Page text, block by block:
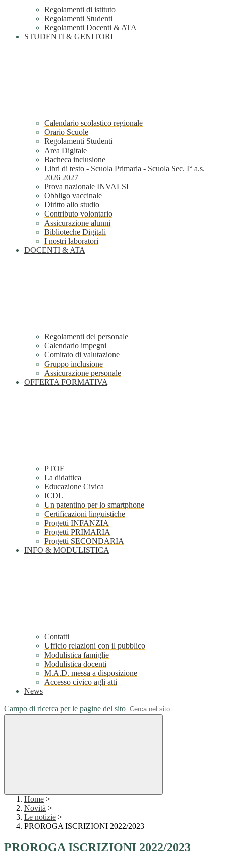
Regolamenti di istituto
Regolamenti Studenti
Regolamenti Docenti & ATA
STUDENTI & GENITORI
Calendario scolastico regionale
Orario Scuole
Regolamenti Studenti
Area Digitale
Bacheca inclusione
Libri di testo - Scuola Primaria - Scuola Sec. I° a.s.
2026 2027
Prova nazionale INVALSI
Obbligo vaccinale
Diritto allo studio
Contributo volontario
Assicurazione alunni
Biblioteche Digitali
I nostri laboratori
DOCENTI & ATA
Regolamenti del personale
Calendario impegni
Comitato di valutazione
Gruppo inclusione
Assicurazione personale
OFFERTA FORMATIVA
PTOF
La didattica
Educazione Civica
ICDL
Un patentino per lo smartphone
Certificazioni linguistiche
Progetti INFANZIA
Progetti PRIMARIA
Progetti SECONDARIA
INFO & MODULISTICA
Contatti
Ufficio relazioni con il pubblico
Modulistica famiglie
Modulistica docenti
M.A.D. messa a disposizione
Accesso civico agli atti
News
Campo di ricerca per le pagine del sito
Home >
Novità >
Le notizie >
PROROGA ISCRIZIONI 2022/2023
PROROGA ISCRIZIONI 2022/2023